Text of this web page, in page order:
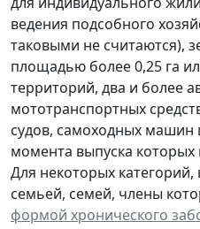
ведения подсобного
таковыми не считаются),
площадью более 0,25 га
территорий, два и более
мототранспортных
судов, самоходных машин
момента выпуска
Для некоторых
семьей, семей, члены
формой хронического